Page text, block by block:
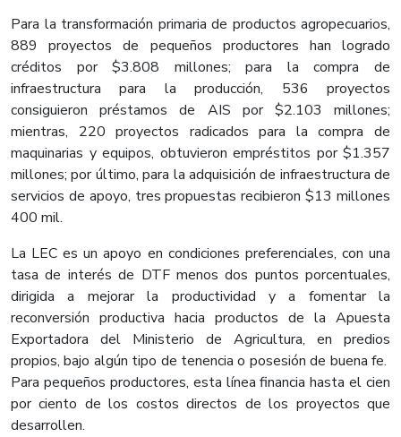
Para la transformación primaria de productos agropecuarios,
889 proyectos de pequeños productores han logrado
créditos por $3.808 millones; para la compra de
infraestructura para la producción, 536 proyectos
consiguieron préstamos de AIS por $2.103 millones;
mientras, 220 proyectos radicados para la compra de
maquinarias y equipos, obtuvieron empréstitos por $1.357
millones; por último, para la adquisición de infraestructura de
servicios de apoyo, tres propuestas recibieron $13 millones
400 mil.
La LEC es un apoyo en condiciones preferenciales, con una
tasa de interés de DTF menos dos puntos porcentuales,
dirigida a mejorar la productividad y a fomentar la
reconversión productiva hacia productos de la Apuesta
Exportadora del Ministerio de Agricultura, en predios
propios, bajo algún tipo de tenencia o posesión de buena fe.
Para pequeños productores, esta línea financia hasta el cien
por ciento de los costos directos de los proyectos que
desarrollen.